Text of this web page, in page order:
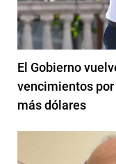
El Gobierno
vencimientos
más dólares